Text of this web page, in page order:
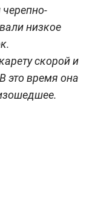
черепно-
низкое
скорой и
это время она